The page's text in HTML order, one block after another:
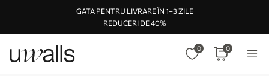
GATA PENTRU LIVRARE ÎN 1–3 ZILE
REDUCERI DE 40%
0 0